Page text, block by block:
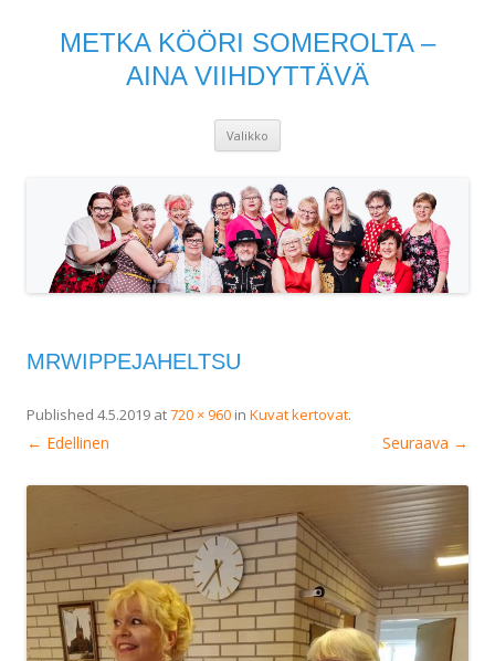
METKA KÖÖRI SOMEROLTA –
AINA VIIHDYTTÄVÄ
Valikko
MRWIPPEJAHELTSU
Published 4.5.2019 at720 × 960 in Kuvat kertovat.
← Edellinen Seuraava →